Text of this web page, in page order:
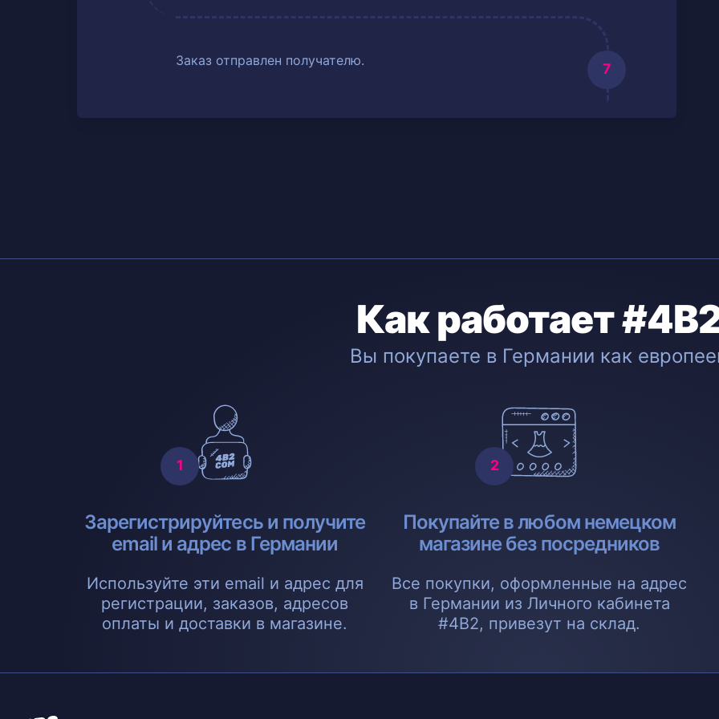
Заказ отправлен получателю.
Как работает
Вы покупаете в Германии как
Зарегистрируйтесь и получите
email и адрес в Германии
Используйте эти email и адрес для
регистрации, заказов, адресов
оплаты и доставки в магазине.
Покупайте в любом немецком
магазине без посредников
Все покупки, оформленные на адрес
в Германии из Личного кабинета
#4B2, привезут на склад.